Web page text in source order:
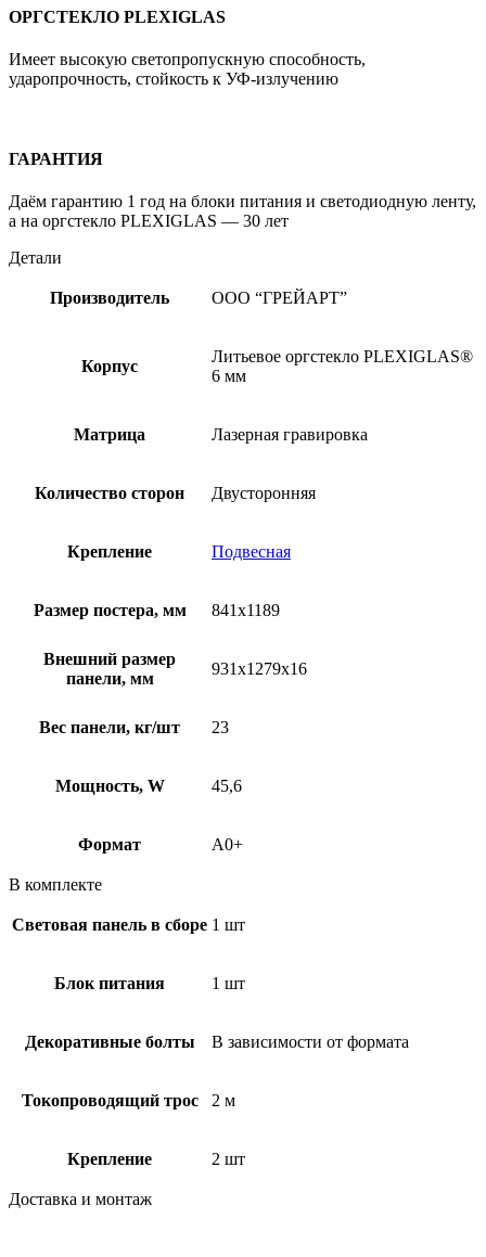
ОРГСТЕКЛО PLEXIGLAS
Имеет высокую cветопропускную способность,
ударопрочность, стойкость к УФ-излучению
ГАРАНТИЯ
Даём гарантию 1 год на блоки питания и светодиодную ленту,
а на оргстекло PLEXIGLAS — 30 лет
Детали
Производитель ООО “ГРЕЙАРТ”
Корпус
Литьевое оргстекло PLEXIGLAS®
6 мм
Матрица Лазерная гравировка
Количество сторон Двусторонняя
Крепление Подвесная
Размер постера, мм 841х1189
Внешний размер
панели, мм
931х1279х16
Вес панели, кг/шт 23
Мощность, W 45,6
Формат A0+
В комплекте
Световая панель в сборе 1 шт
Блок питания 1 шт
Декоративные болты В зависимости от формата
Токопроводящий трос 2 м
Крепление 2 шт
Доставка и монтаж